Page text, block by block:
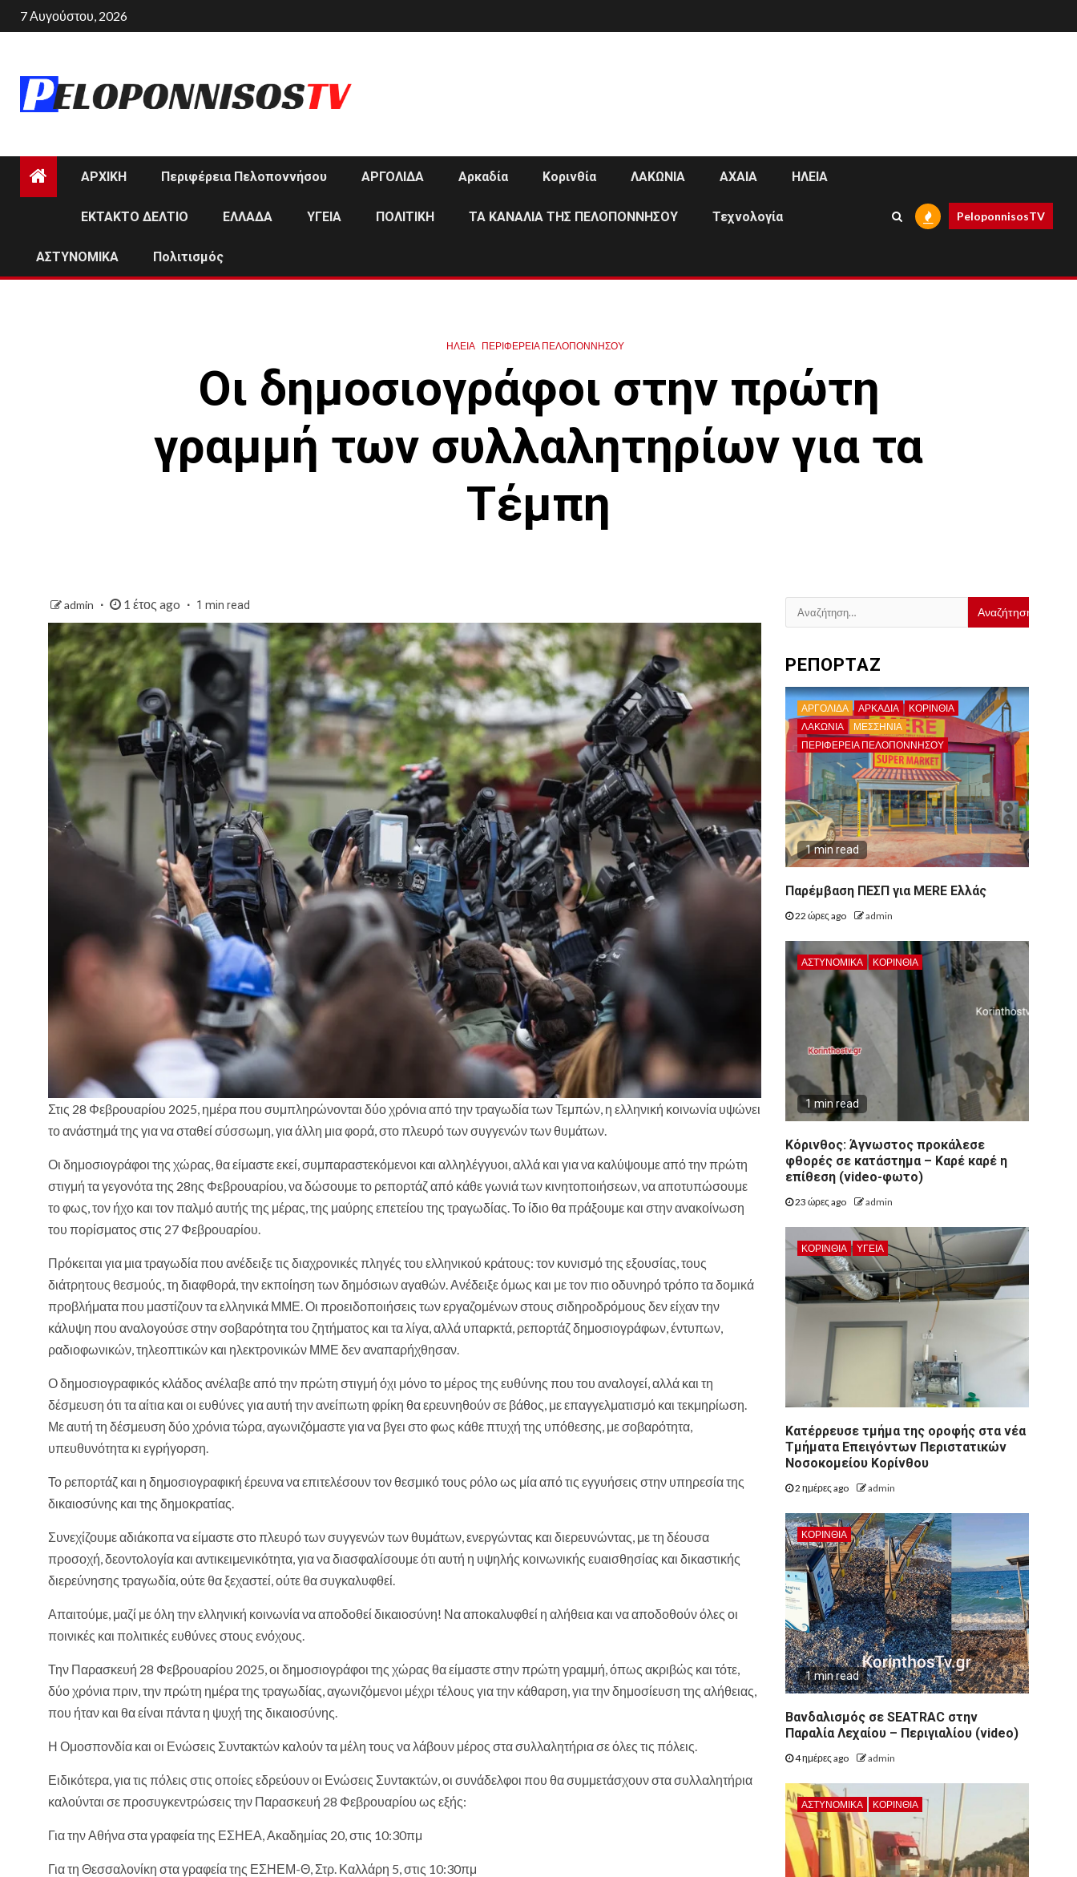
Skip
to
7 Αυγούστου, 2026
ΑΡΧΙΚΗ Περιφέρεια Πελοποννήσου ΑΡΓΟΛΙΔΑ Αρκαδία Κορινθία ΛΑΚΩΝΙΑ ΑΧΑΙΑ ΗΛΕΙΑ
ΕΚΤΑΚΤΟ ΔΕΛΤΙΟ ΕΛΛΑΔΑ ΥΓΕΙΑ ΠΟΛΙΤΙΚΗ ΤΑ ΚΑΝΑΛΙΑ ΤΗΣ ΠΕΛΟΠΟΝΝΗΣΟΥ Τεχνολογία
ΑΣΤΥΝΟΜΙΚΑ Πολιτισμός
PeloponnisosTV
ΗΛΕΙΑ ΠΕΡΙΦΈΡΕΙΑ ΠΕΛΟΠΟΝΝΉΣΟΥ
Οι δημοσιογράφοι στην πρώτη
γραμμή των συλλαλητηρίων για τα
Τέμπη
admin 1 έτος ago 1 min read
Στις 28 Φεβρουαρίου 2025, ημέρα που συμπληρώνονται δύο χρόνια από την τραγωδία των Τεμπών, η ελληνική κοινωνία υψώνει
το ανάστημά της για να σταθεί σύσσωμη, για άλλη μια φορά, στο πλευρό των συγγενών των θυμάτων.
Οι δημοσιογράφοι της χώρας, θα είμαστε εκεί, συμπαραστεκόμενοι και αλληλέγγυοι, αλλά και για να καλύψουμε από την πρώτη
στιγμή τα γεγονότα της 28ης Φεβρουαρίου, να δώσουμε το ρεπορτάζ από κάθε γωνιά των κινητοποιήσεων, να αποτυπώσουμε
το φως, τον ήχο και τον παλμό αυτής της μέρας, της μαύρης επετείου της τραγωδίας. Το ίδιο θα πράξουμε και στην ανακοίνωση
του πορίσματος στις 27 Φεβρουαρίου.
Πρόκειται για μια τραγωδία που ανέδειξε τις διαχρονικές πληγές του ελληνικού κράτους: τον κυνισμό της εξουσίας, τους
διάτρητους θεσμούς, τη διαφθορά, την εκποίηση των δημόσιων αγαθών. Ανέδειξε όμως και με τον πιο οδυνηρό τρόπο τα δομικά
προβλήματα που μαστίζουν τα ελληνικά ΜΜΕ. Οι προειδοποιήσεις των εργαζομένων στους σιδηροδρόμους δεν είχαν την
κάλυψη που αναλογούσε στην σοβαρότητα του ζητήματος και τα λίγα, αλλά υπαρκτά, ρεπορτάζ δημοσιογράφων, έντυπων,
ραδιοφωνικών, τηλεοπτικών και ηλεκτρονικών ΜΜΕ δεν αναπαρήχθησαν.
Ο δημοσιογραφικός κλάδος ανέλαβε από την πρώτη στιγμή όχι μόνο το μέρος της ευθύνης που του αναλογεί, αλλά και τη
δέσμευση ότι τα αίτια και οι ευθύνες για αυτή την ανείπωτη φρίκη θα ερευνηθούν σε βάθος, με επαγγελματισμό και τεκμηρίωση.
Με αυτή τη δέσμευση δύο χρόνια τώρα, αγωνιζόμαστε για να βγει στο φως κάθε πτυχή της υπόθεσης, με σοβαρότητα,
υπευθυνότητα κι εγρήγορση.
Το ρεπορτάζ και η δημοσιογραφική έρευνα να επιτελέσουν τον θεσμικό τους ρόλο ως μία από τις εγγυήσεις στην υπηρεσία της
δικαιοσύνης και της δημοκρατίας.
Συνεχίζουμε αδιάκοπα να είμαστε στο πλευρό των συγγενών των θυμάτων, ενεργώντας και διερευνώντας, με τη δέουσα
προσοχή, δεοντολογία και αντικειμενικότητα, για να διασφαλίσουμε ότι αυτή η υψηλής κοινωνικής ευαισθησίας και δικαστικής
διερεύνησης τραγωδία, ούτε θα ξεχαστεί, ούτε θα συγκαλυφθεί.
Απαιτούμε, μαζί με όλη την ελληνική κοινωνία να αποδοθεί δικαιοσύνη! Να αποκαλυφθεί η αλήθεια και να αποδοθούν όλες οι
ποινικές και πολιτικές ευθύνες στους ενόχους.
Την Παρασκευή 28 Φεβρουαρίου 2025, οι δημοσιογράφοι της χώρας θα είμαστε στην πρώτη γραμμή, όπως ακριβώς και τότε,
δύο χρόνια πριν, την πρώτη ημέρα της τραγωδίας, αγωνιζόμενοι μέχρι τέλους για την κάθαρση, για την δημοσίευση της αλήθειας,
που ήταν και θα είναι πάντα η ψυχή της δικαιοσύνης.
Η Ομοσπονδία και οι Ενώσεις Συντακτών καλούν τα μέλη τους να λάβουν μέρος στα συλλαλητήρια σε όλες τις πόλεις.
Ειδικότερα, για τις πόλεις στις οποίες εδρεύουν οι Ενώσεις Συντακτών, οι συνάδελφοι που θα συμμετάσχουν στα συλλαλητήρια
καλούνται σε προσυγκεντρώσεις την Παρασκευή 28 Φεβρουαρίου ως εξής:
Για την Αθήνα στα γραφεία της ΕΣΗΕΑ, Ακαδημίας 20, στις 10:30πμ
Για τη Θεσσαλονίκη στα γραφεία της ΕΣΗΕΜ-Θ, Στρ. Καλλάρη 5, στις 10:30πμ
Αναζήτηση
για:
ΡΕΠΟΡΤΑΖ
ΑΡΓΟΛΙΔΑ ΑΡΚΑΔΊΑ
ΚΟΡΙΝΘΊΑ
ΛΑΚΩΝΙΑ
ΜΕΣΣΗΝΙΑ
ΠΕΡΙΦΈΡΕΙΑ ΠΕΛΟΠΟΝΝΉΣΟΥ
1 min read
Παρέμβαση ΠΕΣΠ για MERE Ελλάς
22 ώρες ago admin
ΑΣΤΥΝΟΜΙΚΑ ΚΟΡΙΝΘΊΑ
1 min read
Κόρινθος: Άγνωστος προκάλεσε
φθορές σε κατάστημα – Καρέ καρέ η
επίθεση (video-φωτο)
23 ώρες ago admin
ΚΟΡΙΝΘΊΑ ΥΓΕΙΑ
Kατέρρευσε τμήμα της οροφής στα νέα
Τμήματα Επειγόντων Περιστατικών
Νοσοκομείου Κορίνθου
2 ημέρες ago admin
ΚΟΡΙΝΘΊΑ
1 min read
Βανδαλισμός σε SEATRAC στην
Παραλία Λεχαίου – Περιγιαλίου (video)
4 ημέρες ago admin
ΑΣΤΥΝΟΜΙΚΑ ΚΟΡΙΝΘΊΑ